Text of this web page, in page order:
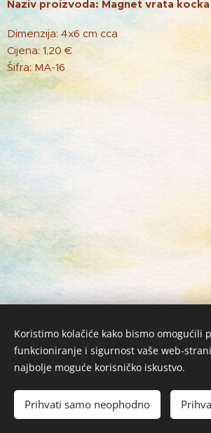
Naziv proizvoda: Magnet vrata kocka
Dimenzija: 4x6 cm cca
Cijena: 1,20 €
Šifra: MA-16
Žabac Bubi j.d.o.o. © 2026 Sva
Kolačići
Koristimo kolačiće kako bismo omogućili
funkcioniranje i sigurnost vaše web-
najbolje moguće korisničko iskustvo.
Prihvati samo neophodno